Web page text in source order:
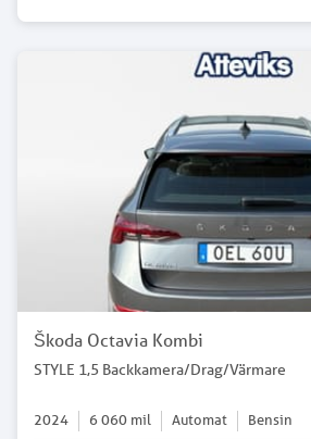
Škoda Octavia Kombi
STYLE 1,5 Backkamera/Drag/Värmare
2024 6 060 mil Automat Bensin